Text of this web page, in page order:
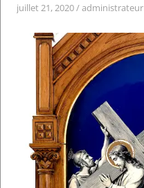
juillet 21, 2020/administrateur